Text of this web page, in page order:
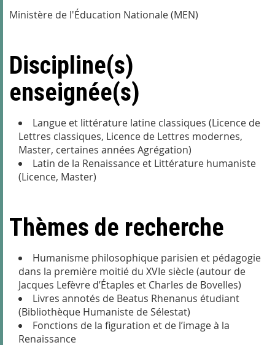
Ministère de l'Éducation Nationale (MEN)
Discipline(s)
enseignée(s)
Langue et littérature latine classiques (Licence de
Lettres classiques, Licence de Lettres modernes,
Master, certaines années Agrégation)
Latin de la Renaissance et Littérature humaniste
(Licence, Master)
Thèmes de recherche
Humanisme philosophique parisien et pédagogie
dans la première moitié du XVIe siècle (autour de
Jacques Lefèvre d’Étaples et Charles de Bovelles)
Livres annotés de Beatus Rhenanus étudiant
(Bibliothèque Humaniste de Sélestat)
Fonctions de la figuration et de l’image à la
Renaissance